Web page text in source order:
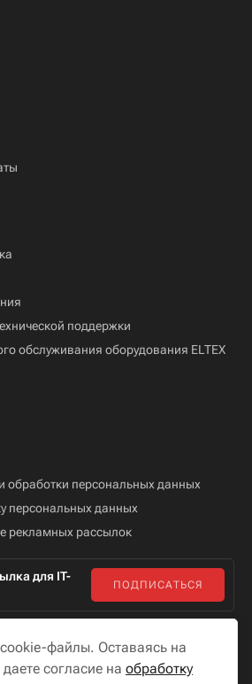
поддержки
обслуживания оборудования ELTEX
обработки персональных данных
персональных данных
рекламных рассылок
для IT-
ПОДПИСАТЬСЯ
cookie-файлы. Оставаясь на
согласие на обработку